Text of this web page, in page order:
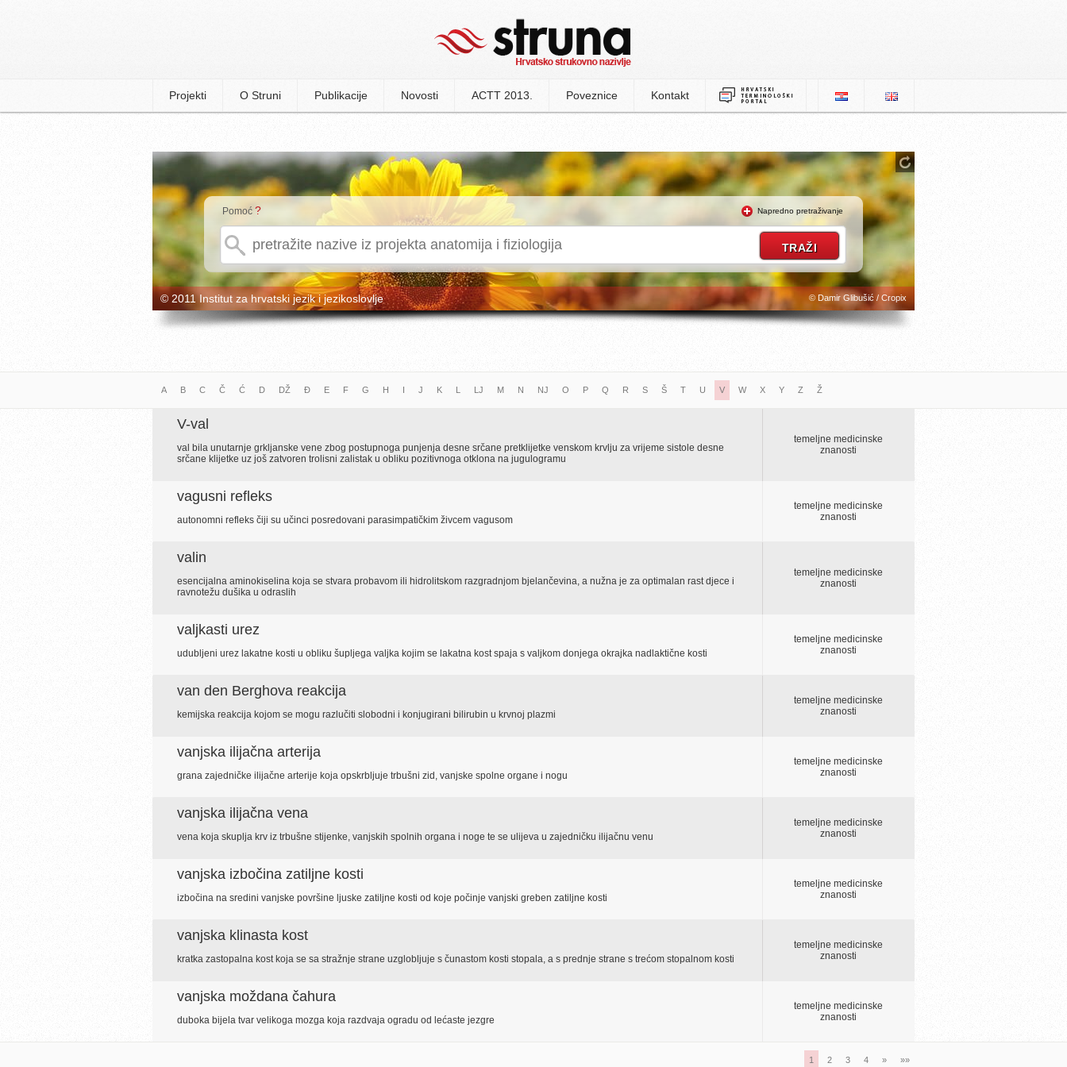
Projekti O Struni Publikacije Novosti ACTT 2013. Poveznice Kontakt
Pomoć ? Napredno pretraživanje
© 2011 Institut za hrvatski jezik i jezikoslovlje © Damir Glibušić / Cropix
A B C Č Ć D DŽ Đ E F G H I J K L LJ M N NJ O P Q R S Š T U V W X Y Z Ž
V-val
val bila unutarnje grkljanske vene zbog postupnoga punjenja desne srčane pretklijetke venskom krvlju za vrijeme sistole desne
srčane klijetke uz još zatvoren trolisni zalistak u obliku pozitivnoga otklona na jugulogramu
temeljne medicinske
znanosti
vagusni refleks
autonomni refleks čiji su učinci posredovani parasimpatičkim živcem vagusom
temeljne medicinske
znanosti
valin
esencijalna aminokiselina koja se stvara probavom ili hidrolitskom razgradnjom bjelančevina, a nužna je za optimalan rast djece i
ravnotežu dušika u odraslih
temeljne medicinske
znanosti
valjkasti urez
udubljeni urez lakatne kosti u obliku šupljega valjka kojim se lakatna kost spaja s valjkom donjega okrajka nadlaktične kosti
temeljne medicinske
znanosti
van den Berghova reakcija
kemijska reakcija kojom se mogu razlučiti slobodni i konjugirani bilirubin u krvnoj plazmi
temeljne medicinske
znanosti
vanjska ilijačna arterija
grana zajedničke ilijačne arterije koja opskrbljuje trbušni zid, vanjske spolne organe i nogu
temeljne medicinske
znanosti
vanjska ilijačna vena
vena koja skuplja krv iz trbušne stijenke, vanjskih spolnih organa i noge te se ulijeva u zajedničku ilijačnu venu
temeljne medicinske
znanosti
vanjska izbočina zatiljne kosti
izbočina na sredini vanjske površine ljuske zatiljne kosti od koje počinje vanjski greben zatiljne kosti
temeljne medicinske
znanosti
vanjska klinasta kost
kratka zastopalna kost koja se sa stražnje strane uzglobljuje s čunastom kosti stopala, a s prednje strane s trećom stopalnom kosti
temeljne medicinske
znanosti
vanjska moždana čahura
duboka bijela tvar velikoga mozga koja razdvaja ogradu od lećaste jezgre
temeljne medicinske
znanosti
1 2 3 4 » »»